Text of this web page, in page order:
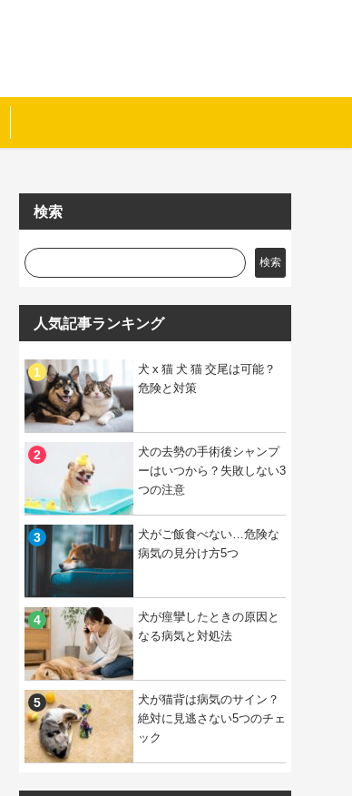
検索
検索
人気記事ランキング
犬 x 猫 犬 猫 交尾は可能？
危険と対策
犬の去勢の手術後シャンプ
ーはいつから？失敗しない3
つの注意
犬がご飯食べない…危険な
病気の見分け方5つ
犬が痙攣したときの原因と
なる病気と対処法
犬が猫背は病気のサイン？
絶対に見逃さない5つのチェ
ック